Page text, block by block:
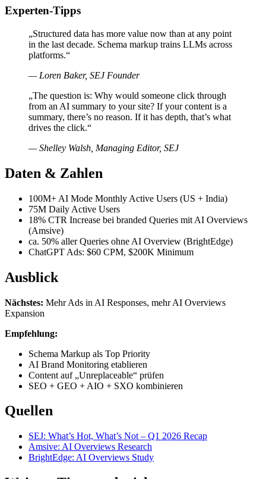
Experten-Tipps
„Structured data has more value now than at any point
in the last decade. Schema markup trains LLMs across
platforms.“
— Loren Baker, SEJ Founder
„The question is: Why would someone click through
from an AI summary to your site? If your content is a
summary, there’s no reason. If it has depth, that’s what
drives the click.“
— Shelley Walsh, Managing Editor, SEJ
Daten & Zahlen
100M+ AI Mode Monthly Active Users (US + India)
75M Daily Active Users
18% CTR Increase bei branded Queries mit AI Overviews
(Amsive)
ca. 50% aller Queries ohne AI Overview (BrightEdge)
ChatGPT Ads: $60 CPM, $200K Minimum
Ausblick
Nächstes: Mehr Ads in AI Responses, mehr AI Overviews
Expansion
Empfehlung:
Schema Markup als Top Priority
AI Brand Monitoring etablieren
Content auf „Unreplaceable“ prüfen
SEO + GEO + AIO + SXO kombinieren
Quellen
SEJ: What’s Hot, What’s Not – Q1 2026 Recap
Amsive: AI Overviews Research
BrightEdge: AI Overviews Study